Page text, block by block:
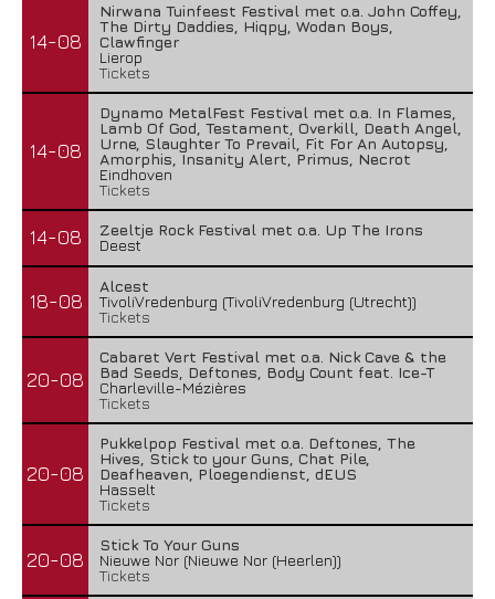
14-08
Nirwana Tuinfeest Festival met o.a. John Coffey,
The Dirty Daddies, Hiqpy, Wodan Boys,
Clawfinger
Lierop
Tickets
14-08
Dynamo MetalFest Festival met o.a. In Flames,
Lamb Of God, Testament, Overkill, Death Angel,
Urne, Slaughter To Prevail, Fit For An Autopsy,
Amorphis, Insanity Alert, Primus, Necrot
Eindhoven
Tickets
14-08
Zeeltje Rock Festival met o.a. Up The Irons
Deest
18-08
Alcest
TivoliVredenburg (TivoliVredenburg (Utrecht))
Tickets
20-08
Cabaret Vert Festival met o.a. Nick Cave & the
Bad Seeds, Deftones, Body Count feat. Ice-T
Charleville-Mézières
Tickets
20-08
Pukkelpop Festival met o.a. Deftones, The
Hives, Stick to your Guns, Chat Pile,
Deafheaven, Ploegendienst, dEUS
Hasselt
Tickets
20-08
Stick To Your Guns
Nieuwe Nor (Nieuwe Nor (Heerlen))
Tickets